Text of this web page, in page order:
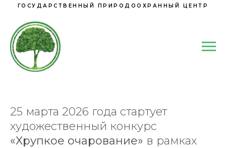
ГОСУДАРСТВЕННЫЙ ПРИРОДООХРАННЫЙ ЦЕНТР
25 марта 2026 года стартует
художественный конкурс
«Хрупкое очарование» в рамках